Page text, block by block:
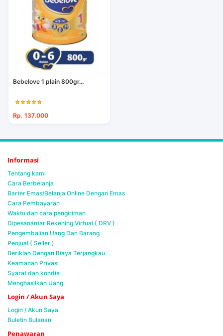
Bebelove 1 plain 800gr...
Rp. 137.000
Informasi
Tentang kami
Cara Berbelanja
Barter Emas/Belanja Online Dengan Emas
Cara Pembayaran
Waktu dan cara pengiriman
Dipesanantar Rekening Virtual ( DRV )
Pengembalian Uang Dan Barang
Penjual ( Seller )
Beriklan Dengan Biaya Terjangkau
Keamanan Privasi
Syarat dan kondisi
Menghasilkan Uang
Login / Akun Saya
Login / Akun Saya
Buletin Bulanan
Penawaran